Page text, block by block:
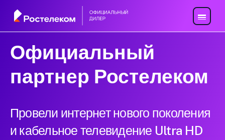
Официальный
партнер Ростелеком
Провели интернет нового поколения
и кабельное телевидение Ultra HD